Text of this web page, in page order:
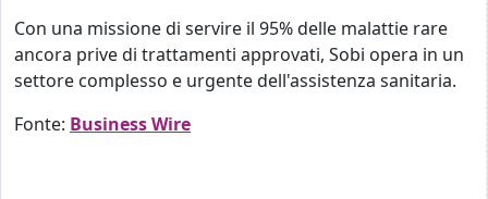
Con una missione di servire il 95% delle malattie rare
ancora prive di trattamenti approvati, Sobi opera in un
settore complesso e urgente dell'assistenza sanitaria.
Fonte: Business Wire